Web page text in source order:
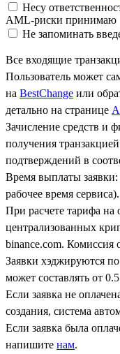
Несу
AML-риски принимаю
Не запоминать
Все входящие
Пользователь может
на BestChange или
детально на странице
Зачисление средств и
получения транзакцией
подтверждений в
Время выплаты
рабочее время сервиса).
При расчете тарифа на
централизованных
binance.com. Комиссия
Заявки хэджируются по
может составлять от
Если заявка не
создания, система
Если заявка была
напишите нам.